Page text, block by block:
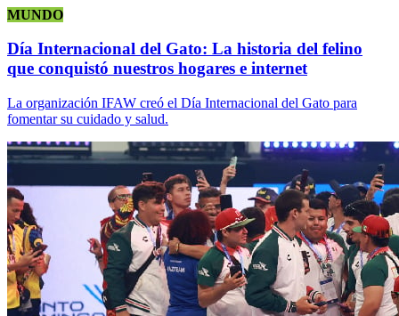
MUNDO
Día Internacional del Gato: La historia del felino
que conquistó nuestros hogares e internet
La organización IFAW creó el Día Internacional del Gato para
fomentar su cuidado y salud.